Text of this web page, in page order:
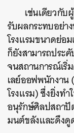
เช่นเดียวกับ
รับผลกระทบอย่า
โรงแรมขนาดย่อ
ก็ยังสามารถประ
จนสถานการณ์เริ่
เลย์ออฟพนักงาน
โรงแรม) ซึ่งยิ่งท
อนุรักษ์ศิลปสถาปั
มนต์ขลังและดึงดู